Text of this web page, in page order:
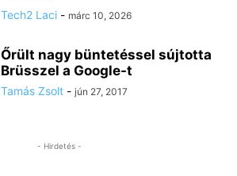
Tech2 Laci - márc 10, 2026
Őrült nagy büntetéssel sújtotta
Brüsszel a Google-t
Tamás Zsolt - jún 27, 2017
- Hirdetés -